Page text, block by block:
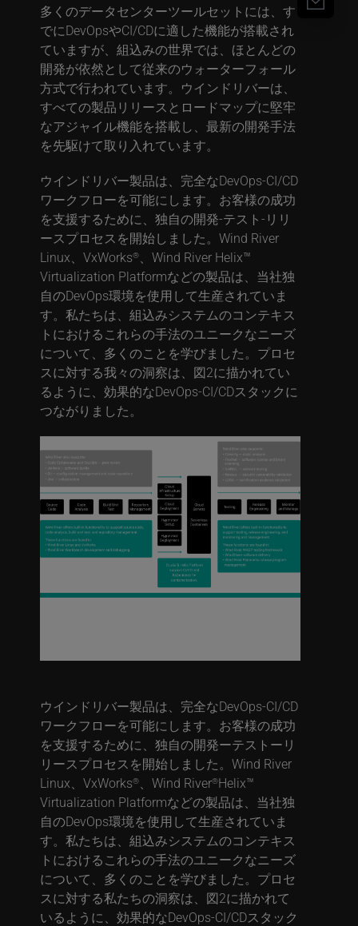
多くのデータセンターツールセットには、す
でにDevOpsやCI/CDに適した機能が搭載され
ていますが、組込みの世界では、ほとんどの
開発が依然として従来のウォーターフォール
方式で行われています。ウインドリバーは、
すべての製品リリースとロードマップに堅牢
なアジャイル機能を搭載し、最新の開発手法
を先駆けて取り入れています。
ウインドリバー製品は、完全なDevOps-CI/CD
ワークフローを可能にします。お客様の成功
を支援するために、独自の開発-テスト-リリ
ースプロセスを開始しました。Wind River
Linux、VxWorks®
、Wind River Helix™
Virtualization Platformなどの製品は、当社独
自のDevOps環境を使用して生産されていま
す。私たちは、組込みシステムのコンテキス
トにおけるこれらの手法のユニークなニーズ
について、多くのことを学びました。プロセ
スに対する我々の洞察は、図2に描かれてい
るように、効果的なDevOps-CI/CDスタックに
つながりました。
ウインドリバー製品は、完全なDevOps-CI/CD
ワークフローを可能にします。お客様の成功
を支援するために、独自の開発ーテストーリ
リースプロセスを開始しました。Wind River
Linux、VxWorks® 、Wind River®Helix™
Virtualization Platformなどの製品は、当社独
自のDevOps環境を使用して生産されていま
す。私たちは、組込みシステムのコンテキス
トにおけるこれらの手法のユニークなニーズ
について、多くのことを学びました。プロセ
スに対する私たちの洞察は、図2に描かれて
いるように、効果的なDevOps-CI/CDスタック